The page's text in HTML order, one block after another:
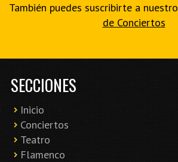
También puedes suscribirte a nuestro
de Conciertos
SECCIONES
Inicio
Conciertos
Teatro
Flamenco